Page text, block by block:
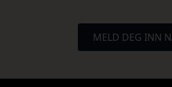
MELD DEG INN